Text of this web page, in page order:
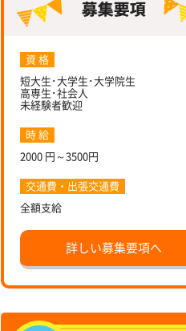
資 格
短大生･大学生･大学院生
高専生･社会人
未経験者歓迎
時 給
2000 円～3500円
交通費・出張交通費
全額支給
詳しい募集要項へ